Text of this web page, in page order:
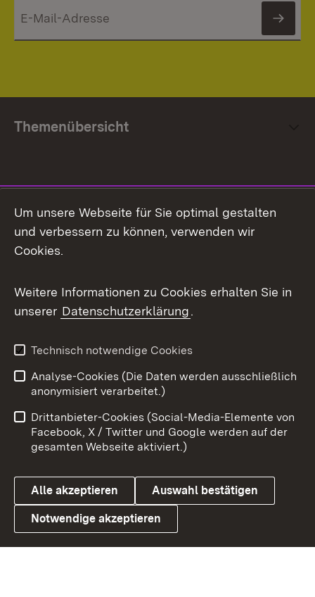
Themenübersicht
Facebook
X / Twitter
Youtube
Link zum Landesportal
Impressum
Kontakt
Barrierefreiheit
Datenschutz
Cookies
Um unsere Webseite für Sie optimal gestalten
und verbessern zu können, verwenden wir
Cookies.
Weitere Informationen zu Cookies erhalten Sie in
unserer Datenschutzerklärung.
Technisch notwendige Cookies
Analyse-Cookies (Die Daten werden ausschließlich
anonymisiert verarbeitet.)
Drittanbieter-Cookies (Social-Media-Elemente von
Facebook, X / Twitter und Google werden auf der
gesamten Webseite aktiviert.)
Alle akzeptieren Auswahl bestätigen
Notwendige akzeptieren